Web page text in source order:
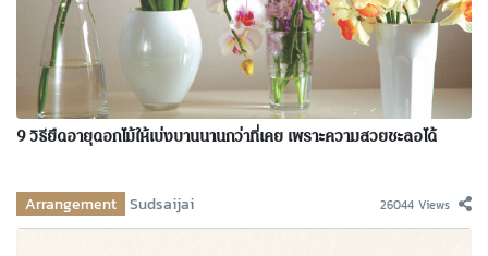
9 วิธียืดอายุดอกไม้ให้เบ่งบานนานกว่าที่เคย เพราะความสวยชะลอได้
Arrangement Sudsaijai 26044 Views